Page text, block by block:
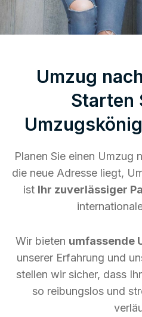
Umzug
Starten
Planen Sie einen Umzug
die neue Adresse liegt,
ist Ihr zuverlässiger
Wir bieten umfassende
unserer Erfahrung und
stellen wir sicher, dass
so reibungslos und